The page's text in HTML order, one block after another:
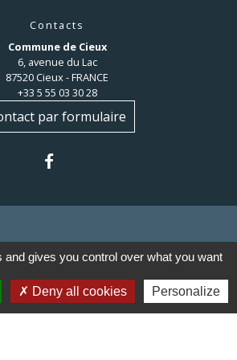
Contacts
Commune de Cieux
6, avenue du Lac
87520 Cieux - FRANCE
+33 5 55 03 30 28
par formulaire
communes du
gives you control over what you want
Deny all cookies Personalize